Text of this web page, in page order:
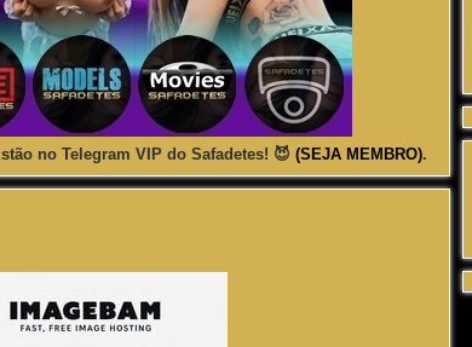
no Telegram VIP do Safadetes! 😈(SEJA MEMBRO).